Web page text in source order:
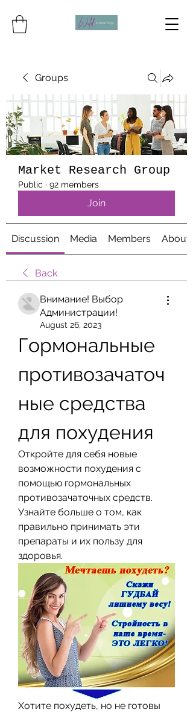
Groups
Market Research Group
Public · 92 members
Join
Discussion Media Members About
Back
Внимание! Выбор
Администрации!
August 26, 2023
Гормональные
противозачаточ
ные средства
для похудения
Откройте для себя новые
возможности похудения с
помощью гормональных
противозачаточных средств.
Узнайте больше о том, как
правильно принимать эти
препараты и их пользу для
здоровья.
Хотите похудеть, но не готовы